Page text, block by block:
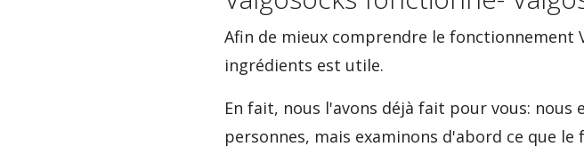
Afin de mieux comprendre le fonctionnement
ingrédients est utile.
En fait, nous l'avons déjà fait pour vous:
personnes, mais examinons d'abord ce que